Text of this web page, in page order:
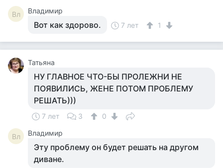
Вл Владимир
Вот как здорово. 7 лет 1
Татьяна
НУ ГЛАВНОЕ ЧТО-БЫ ПРОЛЕЖНИ НЕ
ПОЯВИЛИСЬ, ЖЕНЕ ПОТОМ ПРОБЛЕМУ
РЕШАТЬ)))
7 лет 3 0
Вл Владимир
Эту проблему он будет решать на другом
диване.